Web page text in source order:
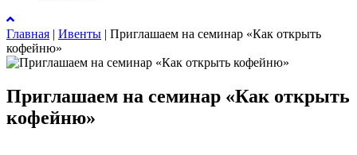
Главная | Ивенты | Приглашаем на семинар «Как открыть
кофейню»
Приглашаем на семинар «Как открыть
кофейню»